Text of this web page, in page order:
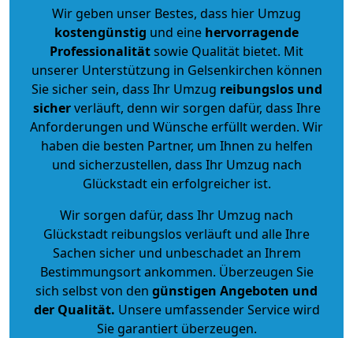
Wir geben unser Bestes, dass hier Umzug
kostengünstig und eine hervorragende
Professionalitätsowie Qualität bietet. Mit
unserer Unterstützung in Gelsenkirchen können
Sie sicher sein, dass Ihr Umzug reibungslos und
sicherverläuft, denn wir sorgen dafür, dass Ihre
Anforderungen und Wünsche erfüllt werden. Wir
haben die besten Partner, um Ihnen zu helfen
und sicherzustellen, dass Ihr Umzug nach
Glückstadt ein erfolgreicher ist.
Wir sorgen dafür, dass Ihr Umzug nach
Glückstadt reibungslos verläuft und alle Ihre
Sachen sicher und unbeschadet an Ihrem
Bestimmungsort ankommen. Überzeugen Sie
sich selbst von den günstigen Angeboten und
der Qualität. Unsere umfassender Service wird
Sie garantiert überzeugen.